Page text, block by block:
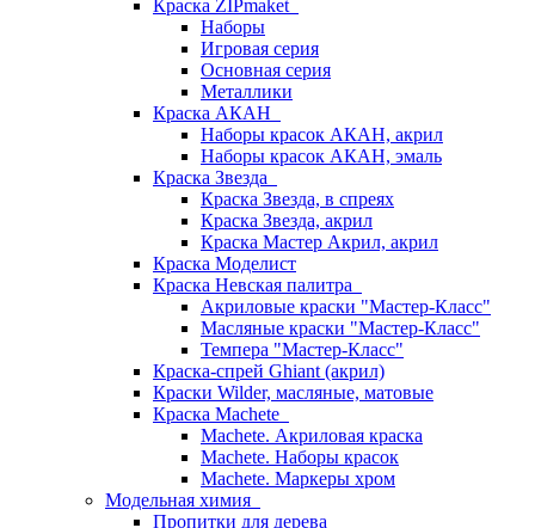
Краска ZIPmaket
Наборы
Игровая серия
Основная серия
Металлики
Краска АКАН
Наборы красок АКАН, акрил
Наборы красок АКАН, эмаль
Краска Звезда
Краска Звезда, в спреях
Краска Звезда, акрил
Краска Мастер Акрил, акрил
Краска Моделист
Краска Невская палитра
Акриловые краски "Мастер-Класс"
Масляные краски "Мастер-Класс"
Темпера "Мастер-Класс"
Краска-спрей Ghiant (акрил)
Краски Wilder, масляные, матовые
Краска Machete
Machete. Акриловая краска
Machete. Наборы красок
Machete. Маркеры хром
Модельная химия
Пропитки для дерева